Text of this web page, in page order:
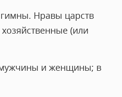
Нравы царств
(или
мужчины и женщины; в